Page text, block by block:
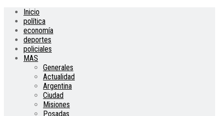
Inicio
política
economía
deportes
policiales
MAS
Generales
Actualidad
Argentina
Ciudad
Misiones
Posadas